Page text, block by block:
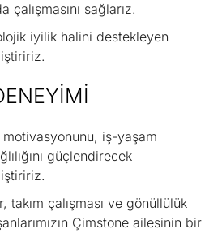
sağlarız.
iyilik halini destekleyen
motivasyonunu, iş-yaşam
güçlendirecek
takım çalışması ve gönüllülük
Çimstone ailesinin bir